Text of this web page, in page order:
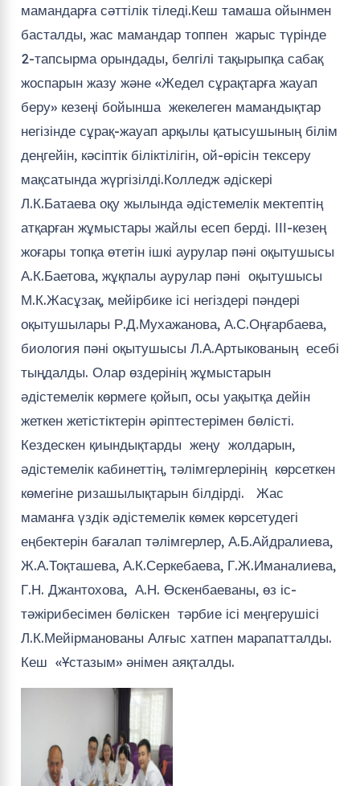
мамандарға сәттілік тіледі.Кеш тамаша ойынмен
басталды, жас мамандар топпен жарыс түрінде
2-тапсырма орындады, белгілі тақырыпқа сабақ
жоспарын жазу және «Жедел сұрақтарға жауап
беру» кезеңі бойынша жекелеген мамандықтар
негізінде сұрақ-жауап арқылы қатысушының білім
деңгейін, кәсіптік біліктілігін, ой-өрісін тексеру
мақсатында жүргізілді.Колледж әдіскері
Л.К.Батаева оқу жылында әдістемелік мектептің
атқарған жұмыстары жайлы есеп берді. ІІІ-кезең
жоғары топқа өтетін ішкі аурулар пәні оқытушысы
А.К.Баетова, жұқпалы аурулар пәні оқытушысы
М.К.Жасұзақ, мейірбике ісі негіздері пәндері
оқытушылары Р.Д.Мухажанова, А.С.Оңғарбаева,
биология пәні оқытушысы Л.А.Артыкованың есебі
тыңдалды. Олар өздерінің жұмыстарын
әдістемелік көрмеге қойып, осы уақытқа дейін
жеткен жетістіктерін әріптестерімен бөлісті.
Кездескен қиындықтарды жеңу жолдарын,
әдістемелік кабинеттің, тәлімгерлерінің көрсеткен
көмегіне ризашылықтарын білдірді. Жас
маманға үздік әдістемелік көмек көрсетудегі
еңбектерін бағалап тәлімгерлер, А.Б.Айдралиева,
Ж.А.Тоқташева, А.К.Серкебаева, Г.Ж.Иманалиева,
Г.Н. Джантохова, А.Н. Өскенбаеваны, өз іс-
тәжірибесімен бөліскен тәрбие ісі меңгерушісі
Л.К.Мейірманованы Алғыс хатпен марапатталды.
Кеш «Ұстазым» әнімен аяқталды.